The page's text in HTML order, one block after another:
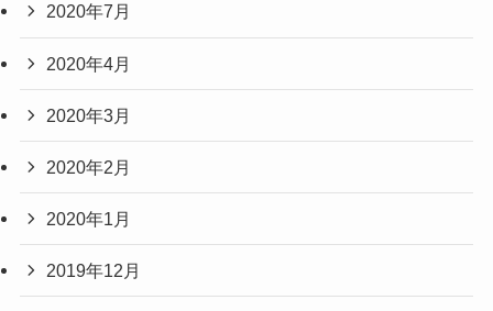
2020年7月
2020年4月
2020年3月
2020年2月
2020年1月
2019年12月